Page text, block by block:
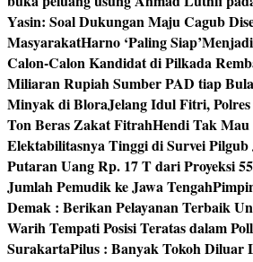
Yasin: Soal Dukungan Maju Cagub
MasyarakatHarno ‘Paling
Calon-Calon Kandidat di Pilkada
Miliaran Rupiah Sumber PAD tiap
Minyak di BloraJelang Idul Fitri,
Ton Beras Zakat FitrahHendi Tak
Elektabilitasnya Tinggi di Survei Pilgub
Putaran Uang Rp. 17 T dari Proyeksi
Jumlah Pemudik ke Jawa Tengah
Demak : Berikan Pelayanan Terbaik
Warih Tempati Posisi Teratas dalam
SurakartaPilus : Banyak Tokoh Diluar